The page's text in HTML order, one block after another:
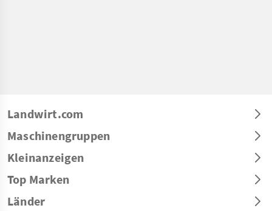
Landwirt.com
Maschinengruppen
Kleinanzeigen
Top Marken
Länder